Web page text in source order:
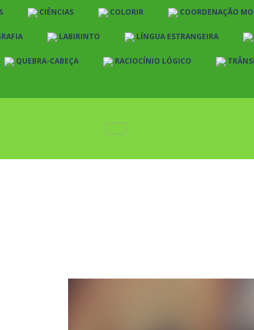
CIÊNCIAS COLORIR COORDENAÇÃO
LABIRINTO LÍNGUA ESTRANGEIRA
QUEBRA-CABEÇA RACIOCÍNIO LÓGICO